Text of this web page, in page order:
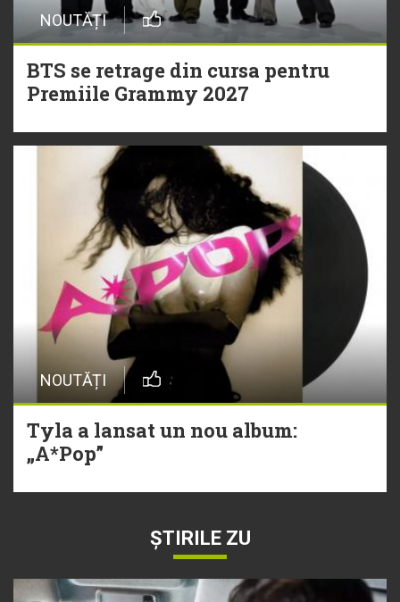
NOUTĂȚI
BTS se retrage din cursa pentru
Premiile Grammy 2027
NOUTĂȚI
Tyla a lansat un nou album:
„A*Pop”
ȘTIRILE ZU